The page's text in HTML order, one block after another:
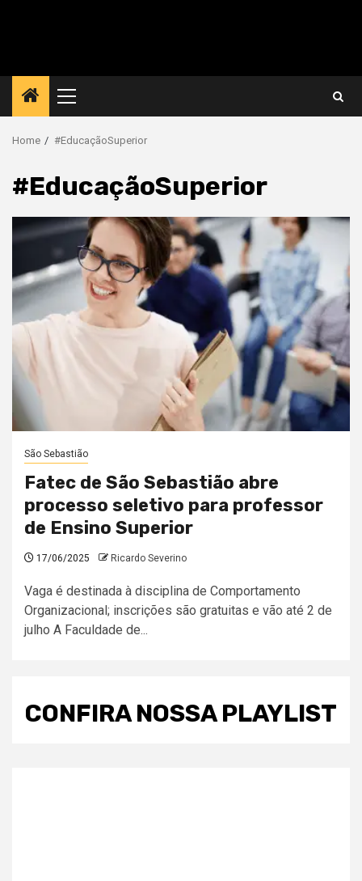
Primary
Menu
Home #EducaçãoSuperior
#EducaçãoSuperior
São Sebastião
Fatec de São Sebastião abre
processo seletivo para professor
de Ensino Superior
17/06/2025 Ricardo Severino
Vaga é destinada à disciplina de Comportamento
Organizacional; inscrições são gratuitas e vão até 2 de
julho A Faculdade de...
CONFIRA NOSSA PLAYLIST